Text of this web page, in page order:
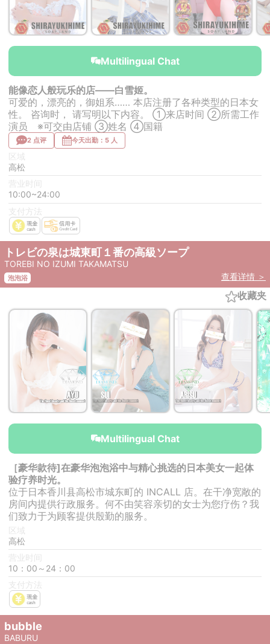
Multilingual Chat
能像恋人般玩乐的店——白雪姬。
可爱的，漂亮的，御姐系…… 本店注册了各种类型的日本女
性。 咨询时， 请写明以下内容。 ①来店时间 ②所需工作
演员 ※可交由店铺 ③姓名 ④国籍
2 点评 今天出勤：5 人
区域
高松
营业时间
10:00~24:00
支付方法
トレビの泉は城東町１番の高級ソープ
TOREBI NO IZUMI TAKAMATSU
泡泡浴
查看详情 ＞
收藏夹
Multilingual Chat
［豪华款待]在豪华泡泡浴中与精心挑选的日本美女一起体
验疗养时光。
位于日本香川县高松市城东町的 INCALL 店。在干净宽敞的
房间内提供行政服务。何不由笑容亲切的女士为您疗伤？我
们致力于为顾客提供殷勤的服务。
区域
高松
营业时间
10：00～24：00
支付方法
bubble
BABURU